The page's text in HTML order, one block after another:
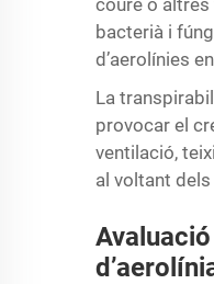
coure o
bacterià i
d’aerolínies
La
provocar el
ventilació,
al voltant